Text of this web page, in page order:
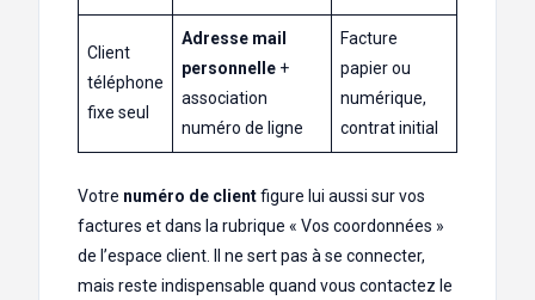
Client
téléphone
fixe seul
Adresse mail
personnelle +
association
numéro de ligne
Facture
papier ou
numérique,
contrat initial
Votre numéro de clientfigure lui aussi sur vos
factures et dans la rubrique « Vos coordonnées »
de l’espace client. Il ne sert pas à se connecter,
mais reste indispensable quand vous contactez le